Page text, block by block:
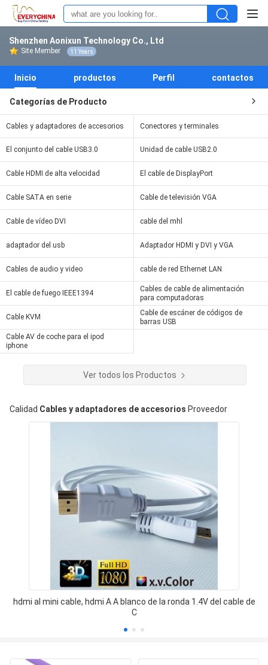
Shenzhen Aonixun Technology Co., Ltd
Site Member 11 Years
Inicio productos Perfil contactos
Categorías de Producto
Cables y adaptadores de accesorios Conectores y terminales
El conjunto del cable USB3.0 Unidad de cable USB2.0
Cable HDMI de alta velocidad El cable de DisplayPort
Cable SATA en serie Cable de televisión VGA
Cable de vídeo DVI cable del mhl
adaptador del usb Adaptador HDMI y DVI y VGA
Cables de audio y video cable de red Ethernet LAN
El cable de fuego IEEE1394
Cables de cable de alimentación
para computadoras
Cable KVM
Cable de escáner de códigos de
barras USB
Cable AV de coche para el ipod
iphone
Ver todos los Productos
Calidad Cables y adaptadores de accesorios Proveedor
hdmi al mini cable, hdmi A A blanco de la ronda 1.4V del cable de
C